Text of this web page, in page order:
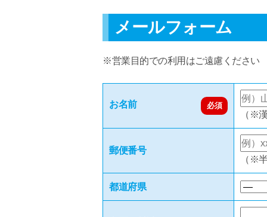
メールフォーム
※営業目的での利用はご遠慮ください
お名前 必須
（※
郵便番号
（※
都道府県